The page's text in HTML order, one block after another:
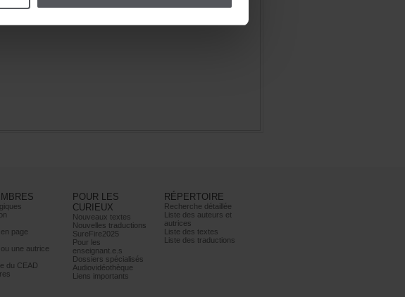
POURLES
CURIEUX
Nouveauxtextes
Nouvellestraductions
SureFire2025
Pourles
enseignant.e.s
Dossiersspécialisés
Audiovidéothèque
Liensimportants
RÉPERTOIRE
Recherchedétaillée
Listedesauteurset
autrices
Listedestextes
Listedestraductions